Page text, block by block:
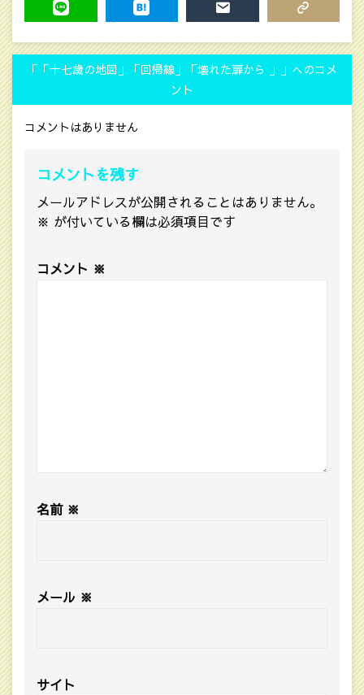
「「十七歳の地図」「回帰線」「壊れた扉から 」」へのコメ
ント
コメントはありません
コメントを残す
メールアドレスが公開されることはありません。
※ が付いている欄は必須項目です
コメント ※
名前 ※
メール ※
サイト